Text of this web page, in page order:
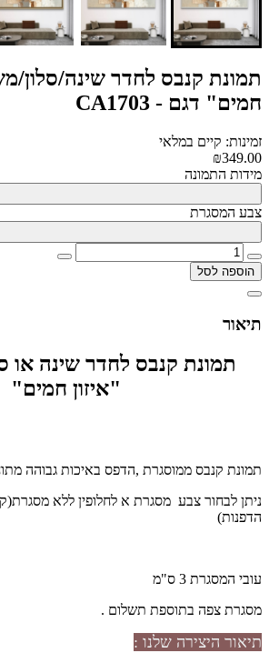
תמונת קנבס לחדר שינה/סלון/
חמים" דגם - CA1703
זמינות: קיים במלאי
₪349.00
מידות התמונה
צבע המסגרת
הוספה לסל
תיאור
תמונת קנבס לחדר שינה או
"איזון חמים"
תמונת קנבס ממוסגרת ,הדפס באיכות גבוהה
ניתן לבחור צבע מסגרת א לחלופין ללא
הדפנות)
עובי המסגרת 3 ס"מ
מסגרת צפה בתוספת תשלום .
תיאור היצירה שלנו :